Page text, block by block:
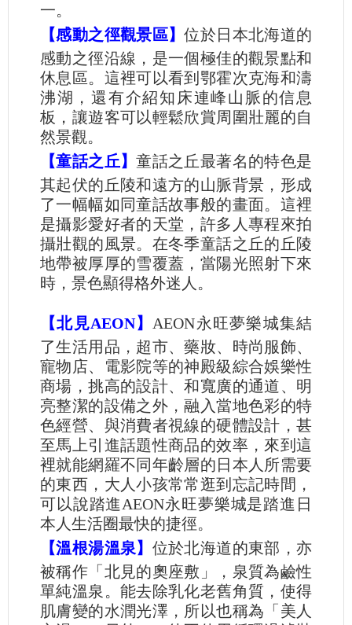
一。
【感動之徑觀景區】位於日本北海道的
感動之徑沿線，是一個極佳的觀景點和
休息區。這裡可以看到鄂霍次克海和濤
沸湖，還有介紹知床連峰山脈的信息
板，讓遊客可以輕鬆欣賞周圍壯麗的自
然景觀。
【童話之丘】童話之丘最著名的特色是
其起伏的丘陵和遠方的山脈背景，形成
了一幅幅如同童話故事般的畫面。這裡
是攝影愛好者的天堂，許多人專程來拍
攝壯觀的風景。在冬季童話之丘的丘陵
地帶被厚厚的雪覆蓋，當陽光照射下來
時，景色顯得格外迷人。
【北見AEON】 AEON永旺夢樂城集結
了生活用品，超市、藥妝、時尚服飾、
寵物店、電影院等的神殿級綜合娛樂性
商場，挑高的設計、和寬廣的通道、明
亮整潔的設備之外，融入當地色彩的特
色經營、與消費者視線的硬體設計，甚
至馬上引進話題性商品的效率，來到這
裡就能網羅不同年齡層的日本人所需要
的東西，大人小孩常常逛到忘記時間，
可以說踏進AEON永旺夢樂城是踏進日
本人生活圈最快的捷徑。
【溫根湯溫泉】 位於北海道的東部，亦
被稱作「北見的奧座敷」，泉質為鹼性
單純溫泉。能去除乳化老舊角質，使得
肌膚變的水潤光澤，所以也稱為「美人